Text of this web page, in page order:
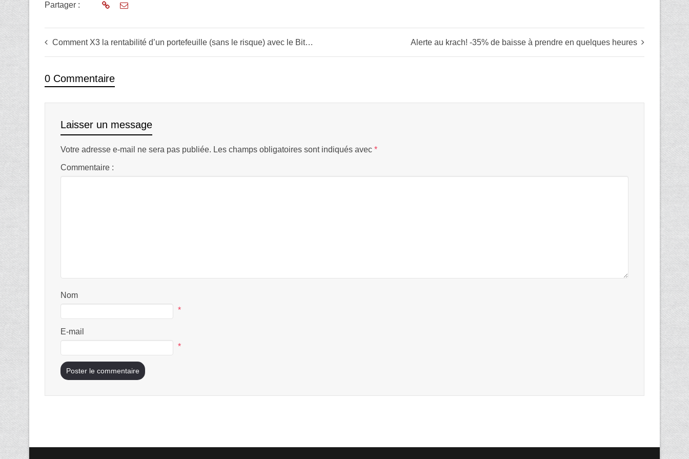
Partager :
Comment X3 la rentabilité d’un portefeuille (sans le risque) avec le Bitcoin Alerte au krach! -35% de baisse à prendre en quelques heures
0 Commentaire
Laisser un message
Votre adresse e-mail ne sera pas publiée. Les champs obligatoires sont indiqués avec *
Commentaire :
Nom
*
E-mail
*